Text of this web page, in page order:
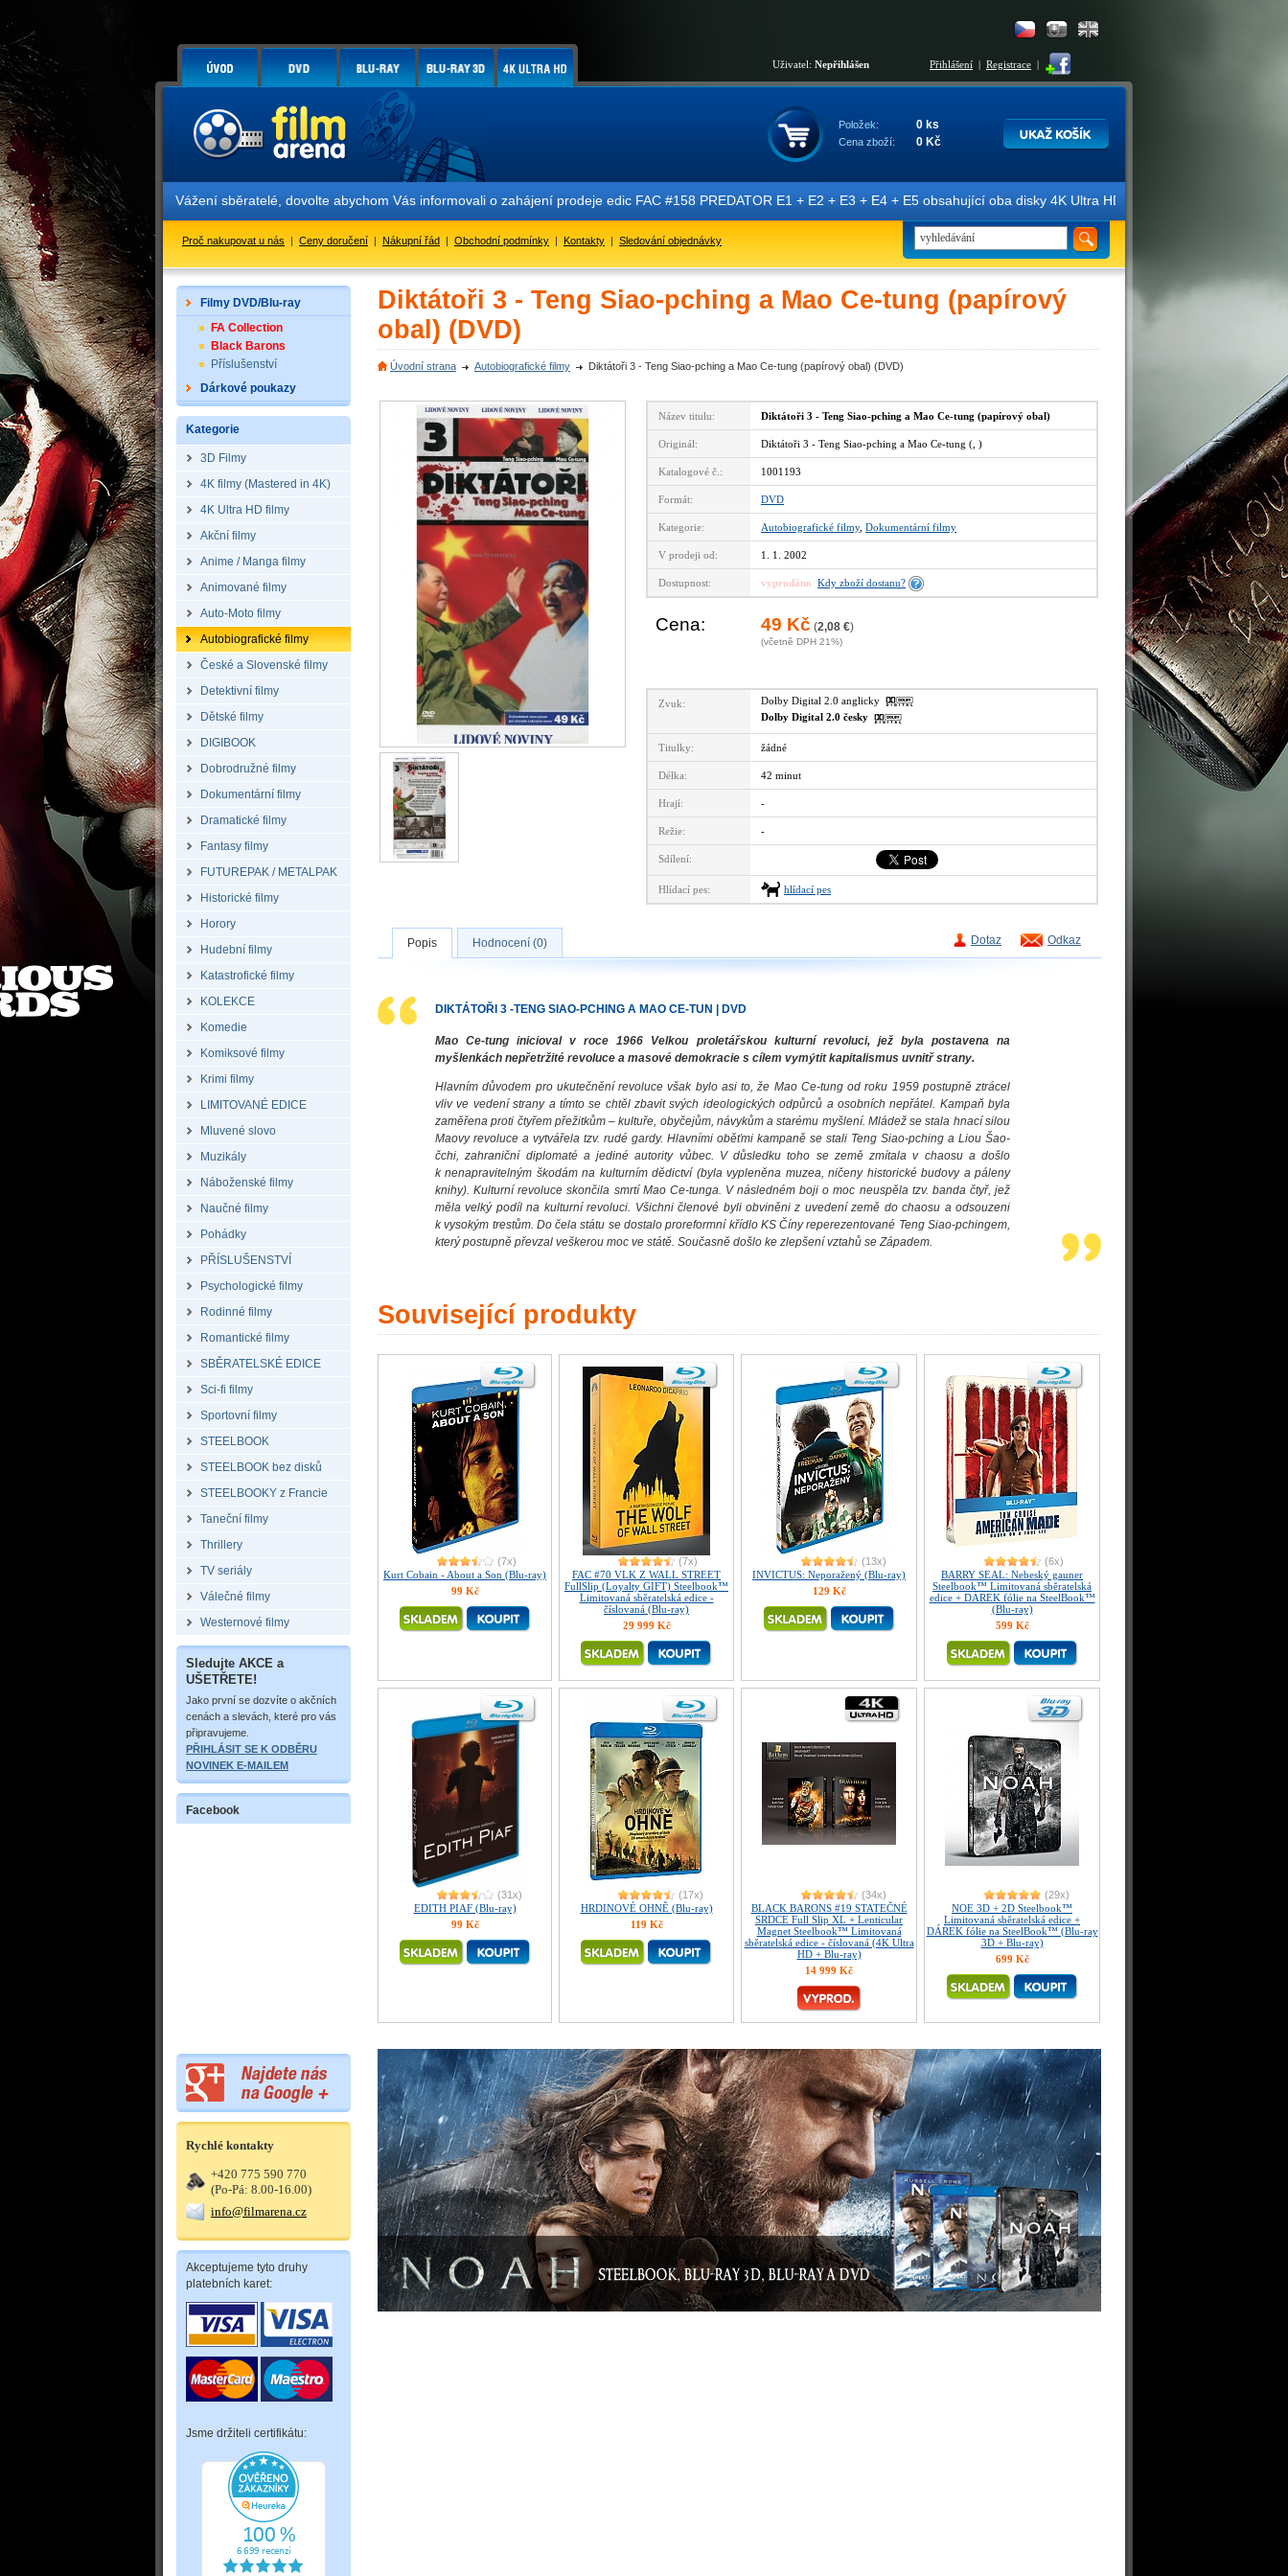
Uživatel: Nepřihlášen Přihlášení | Registrace |
Položek: 0 ks
Cena zboží: 0 Kč
Vážení sběratelé, dovolte abychom Vás informovali o zahájení prodeje edic FAC #158 PREDATOR E1 + E2 + E3 + E4 + E5 obsahující oba disky 4K Ultra HD + Blu-ray 3D/2D. Edice
Proč nakupovat u nás | Ceny doručení | Nákupní řád | Obchodní podmínky | Kontakty | Sledování objednávky
Filmy DVD/Blu-ray
FA Collection
Black Barons
Příslušenství
Dárkové poukazy
Kategorie
3D Filmy
4K filmy (Mastered in 4K)
4K Ultra HD filmy
Akční filmy
Anime / Manga filmy
Animované filmy
Auto-Moto filmy
Autobiografické filmy
České a Slovenské filmy
Detektivní filmy
Dětské filmy
DIGIBOOK
Dobrodružné filmy
Dokumentární filmy
Dramatické filmy
Fantasy filmy
FUTUREPAK / METALPAK
Historické filmy
Horory
Hudební filmy
Katastrofické filmy
KOLEKCE
Komedie
Komiksové filmy
Krimi filmy
LIMITOVANÉ EDICE
Mluvené slovo
Muzikály
Náboženské filmy
Naučné filmy
Pohádky
PŘÍSLUŠENSTVÍ
Psychologické filmy
Rodinné filmy
Romantické filmy
SBĚRATELSKÉ EDICE
Sci-fi filmy
Sportovní filmy
STEELBOOK
STEELBOOK bez disků
STEELBOOKY z Francie
Taneční filmy
Thrillery
TV seriály
Válečné filmy
Westernové filmy
Sledujte AKCE a
UŠETŘETE!
Jako první se dozvíte o akčních
cenách a slevách, které pro vás
připravujeme.
PŘIHLÁSIT SE K ODBĚRU
NOVINEK E-MAILEM
Facebook
Rychlé kontakty
+420 775 590 770
(Po-Pá: 8.00-16.00)
info@filmarena.cz
Akceptujeme tyto druhy
platebních karet:
Jsme držiteli certifikátu:
Diktátoři 3 - Teng Siao-pching a Mao Ce-tung (papírový
obal) (DVD)
Úvodní strana Autobiografické filmy Diktátoři 3 - Teng Siao-pching a Mao Ce-tung (papírový obal) (DVD)
Název titulu: Diktátoři 3 - Teng Siao-pching a Mao Ce-tung (papírový obal)
Originál: Diktátoři 3 - Teng Siao-pching a Mao Ce-tung (, )
Katalogové č.: 1001193
Formát: DVD
Kategorie: Autobiografické filmy, Dokumentární filmy
V prodeji od: 1. 1. 2002
Dostupnost: vyprodáno Kdy zboží dostanu?
Cena: 49 Kč (2,08 €)
(včetně DPH 21%)
Zvuk:
Dolby Digital 2.0 anglicky
Dolby Digital 2.0 česky
Titulky: žádné
Délka: 42 minut
Hrají: -
Režie: -
Sdílení:
Hlídací pes: hlídací pes
Dotaz Odkaz
Popis Hodnocení (0)
DIKTÁTOŘI 3 -TENG SIAO-PCHING A MAO CE-TUN | DVD
Mao Ce-tung inicioval v roce 1966 Velkou proletářskou kulturní revoluci, jež byla postavena na
myšlenkách nepřetržité revoluce a masové demokracie s cílem vymýtit kapitalismus uvnitř strany.
Hlavním důvodem pro ukutečnění revoluce však bylo asi to, že Mao Ce-tung od roku 1959 postupně ztrácel
vliv ve vedení strany a tímto se chtěl zbavit svých ideologických odpůrců a osobních nepřátel. Kampaň byla
zaměřena proti čtyřem přežitkům – kultuře, obyčejům, návykům a starému myšlení. Mládež se stala hnací silou
Maovy revoluce a vytvářela tzv. rudé gardy. Hlavními oběťmi kampaně se stali Teng Siao-pching a Liou Šao-
čchi, zahraniční diplomaté a jediné autority vůbec. V důsledku toho se země zmítala v chaosu a došlo
k nenapravitelným škodám na kulturním dědictví (byla vypleněna muzea, ničeny historické budovy a páleny
knihy). Kulturní revoluce skončila smrtí Mao Ce-tunga. V následném boji o moc neuspěla tzv. banda čtyř, jež
měla velký podíl na kulturní revoluci. Všichni členové byli obviněni z uvedení země do chaosu a odsouzeni
k vysokým trestům. Do čela státu se dostalo proreformní křídlo KS Číny reperezentované Teng Siao-pchingem,
který postupně převzal veškerou moc ve státě. Současně došlo ke zlepšení vztahů se Západem.
Související produkty
(7x)
Kurt Cobain - About a Son (Blu-ray)
99 Kč
(7x)
FAC #70 VLK Z WALL STREET
FullSlip (Loyalty GIFT) Steelbook™
Limitovaná sběratelská edice -
číslovaná (Blu-ray)
29 999 Kč
(13x)
INVICTUS: Neporažený (Blu-ray)
129 Kč
(6x)
BARRY SEAL: Nebeský gauner
Steelbook™ Limitovaná sběratelská
edice + DÁREK fólie na SteelBook™
(Blu-ray)
599 Kč
(31x)
EDITH PIAF (Blu-ray)
99 Kč
(17x)
HRDINOVÉ OHNĚ (Blu-ray)
119 Kč
(34x)
BLACK BARONS #19 STATEČNÉ
SRDCE Full Slip XL + Lenticular
Magnet Steelbook™ Limitovaná
sběratelská edice - číslovaná (4K Ultra
HD + Blu-ray)
14 999 Kč
(29x)
NOE 3D + 2D Steelbook™
Limitovaná sběratelská edice +
DÁREK fólie na SteelBook™ (Blu-ray
3D + Blu-ray)
699 Kč